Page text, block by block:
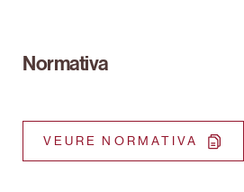
Normativa
VEURE NORMATIVA